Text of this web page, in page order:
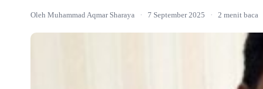
Oleh Muhammad Aqmar Sharaya · 7 September 2025 · 2 menit baca